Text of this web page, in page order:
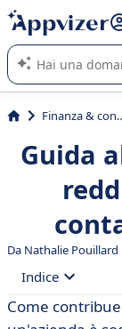
righe con
shift +
L'IA di Appvizer vi
software SaaS per
Guida
Da Nathalie
Indice
• Che cos'è la
Come